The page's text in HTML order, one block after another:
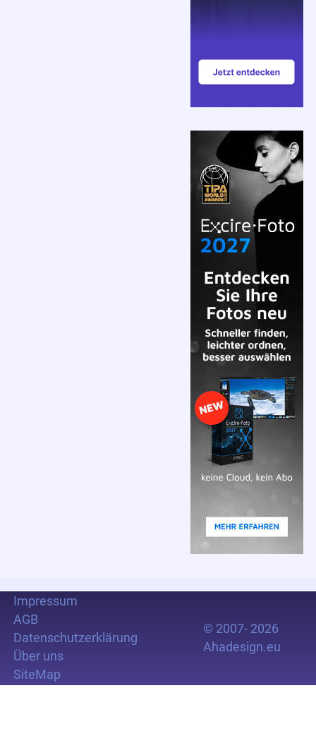
Impressum
AGB
Datenschutzerklärung
Über uns
SiteMap
© 2007- 2026
Ahadesign.eu